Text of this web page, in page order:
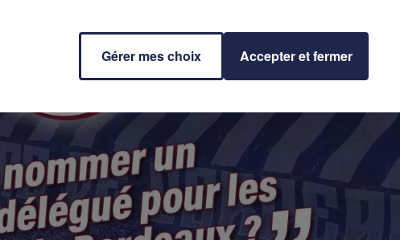
Gérer mes choix Accepter et fermer